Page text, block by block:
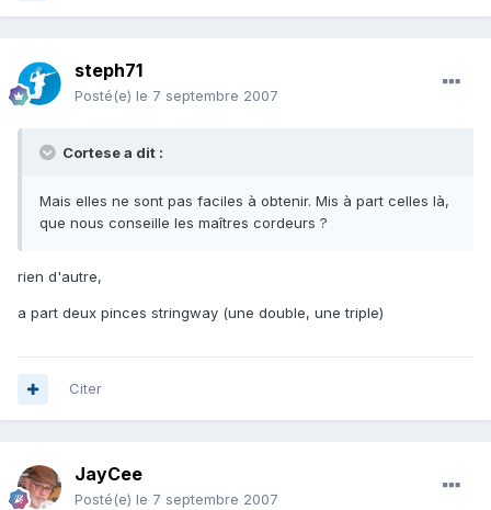
steph71
Posté(e) le 7 septembre 2007
Cortese a dit :
Mais elles ne sont pas faciles à obtenir. Mis à part celles là,
que nous conseille les maîtres cordeurs ?
rien d'autre,
a part deux pinces stringway (une double, une triple)
Citer
JayCee
Posté(e) le 7 septembre 2007